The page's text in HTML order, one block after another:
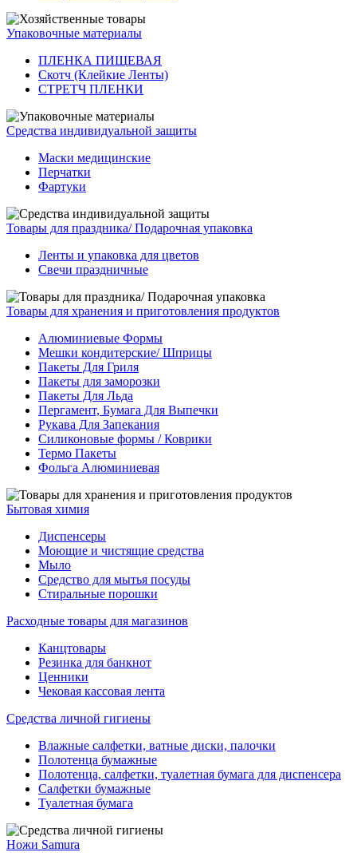
Упаковочные материалы
ПЛЕНКА ПИЩЕВАЯ
Скотч (Клейкие Ленты)
СТРЕТЧ ПЛЕНКИ
Средства индивидуальной защиты
Маски медицинские
Перчатки
Фартуки
Товары для праздника/ Подарочная упаковка
Ленты и упаковка для цветов
Свечи праздничные
Товары для хранения и приготовления продуктов
Алюминиевые Формы
Мешки кондитерские/ Шприцы
Пакеты Для Гриля
Пакеты для заморозки
Пакеты Для Льда
Пергамент, Бумага Для Выпечки
Рукава Для Запекания
Силиконовые формы / Коврики
Термо Пакеты
Фольга Алюминиевая
Бытовая химия
Диспенсеры
Моющие и чистящие средства
Мыло
Средство для мытья посуды
Стиральные порошки
Расходные товары для магазинов
Канцтовары
Резинка для банкнот
Ценники
Чековая кассовая лента
Средства личной гигиены
Влажные салфетки, ватные диски, палочки
Полотенца бумажные
Полотенца, салфетки, туалетная бумага для диспенсера
Салфетки бумажные
Туалетная бумага
Ножи Samura